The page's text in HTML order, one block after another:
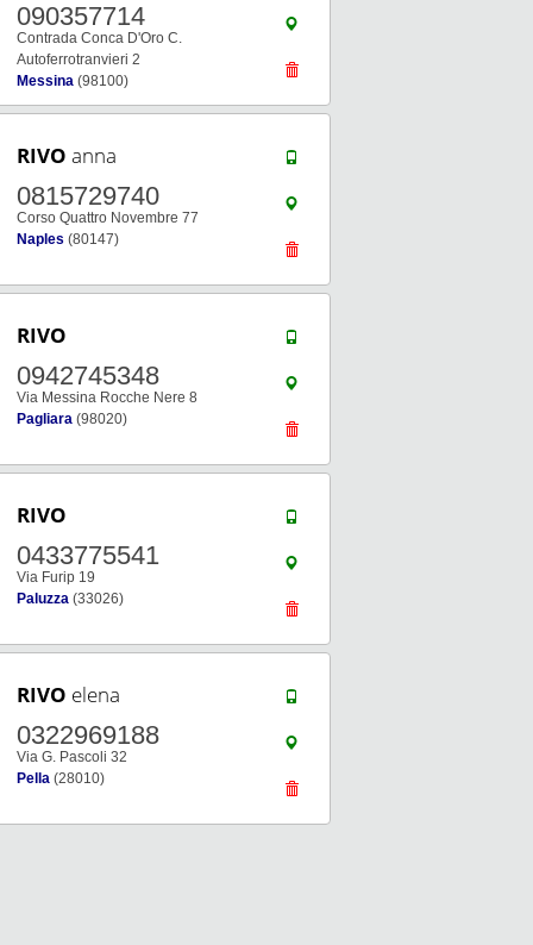
090357714
Contrada Conca D'Oro C.
Autoferrotranvieri 2
Messina (98100)
RIVO anna
0815729740
Corso Quattro Novembre 77
Naples (80147)
RIVO
0942745348
Via Messina Rocche Nere 8
Pagliara (98020)
RIVO
0433775541
Via Furip 19
Paluzza (33026)
RIVO elena
0322969188
Via G. Pascoli 32
Pella (28010)